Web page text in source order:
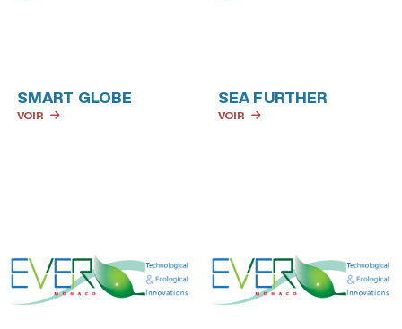
SMART GLOBE
VOIR
SEA FURTHER
VOIR